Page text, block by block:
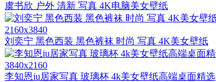
虞书欣 户外 清新 写真 4K电脑美女壁纸
2160x3840
刘奕宁 黑色西装 黑色裤袜 时尚 写真 4K美女壁纸
3840x2160
李知恩iu居家写真 玻璃杯 4k美女壁纸高端桌面精选